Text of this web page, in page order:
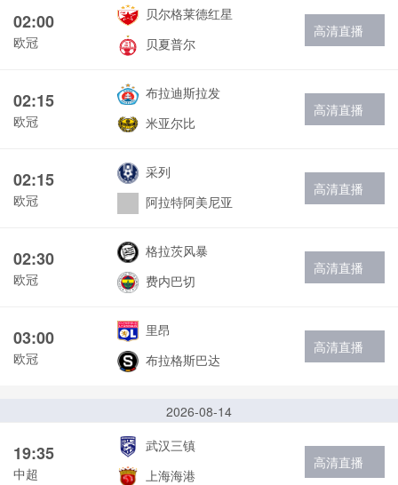
02:00
欧冠
贝尔格莱德红星
贝夏普尔
高清直播
02:15
欧冠
布拉迪斯拉发
米亚尔比
高清直播
02:15
欧冠
采列
阿拉特阿美尼亚
高清直播
02:30
欧冠
格拉茨风暴
费内巴切
高清直播
03:00
欧冠
里昂
布拉格斯巴达
高清直播
2026-08-14
19:35
中超
武汉三镇
上海海港
高清直播